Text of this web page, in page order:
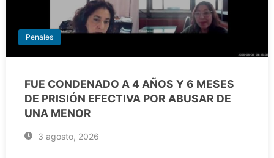
Penales
FUE CONDENADO A 4 AÑOS Y 6 MESES
DE PRISIÓN EFECTIVA POR ABUSAR DE
UNA MENOR
3 agosto, 2026